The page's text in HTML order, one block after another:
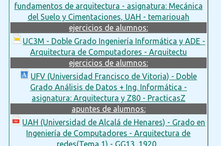
fundamentos de arquitectura - asignatura: Mecánica
del Suelo y Cimentaciones, UAH - temariouah
ejercicios de alumnos:
UC3M - Doble Grado Ingeniería Informática y ADE -
Arquitectura de Computadores - Arquitectu
ejercicios de alumnos:
UFV (Universidad Francisco de Vitoria) - Doble
Grado Análisis de Datos + Ing. Informática -
asignatura: Arquitectura y Z80 - PracticasZ
apuntes de alumnos:
UAH (Universidad de Alcalá de Henares) - Grado en
Ingeniería de Computadores - Arquitectura de
redes(Tema 1) - GG13_1920_